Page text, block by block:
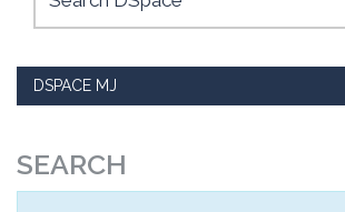
DSPACE MJ
SEARCH